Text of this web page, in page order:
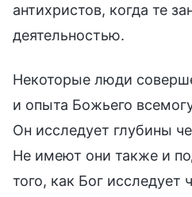
антихристов, когда те
деятельностью.
Некоторые люди
и опыта Божьего
Он исследует глубины
Не имеют они также и
того, как Бог исследует